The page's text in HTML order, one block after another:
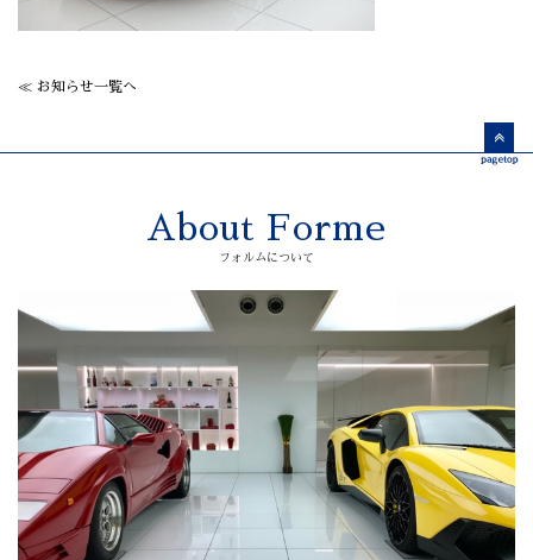
≪ お知らせ一覧へ
About Forme
フォルムについて